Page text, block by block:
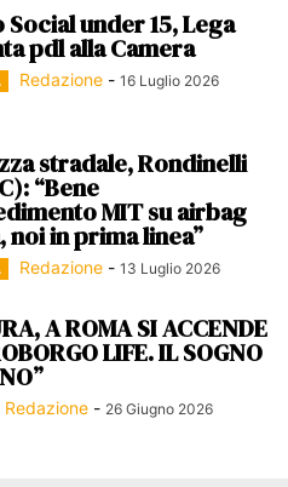
under 15, Lega
pdl alla Camera
Redazione - 16 Luglio 2026
stradale, Rondinelli
“Bene
MIT su airbag
noi in prima linea”
Redazione - 13 Luglio 2026
A ROMA SI ACCENDE
LIFE. IL SOGNO
Redazione - 26 Giugno 2026